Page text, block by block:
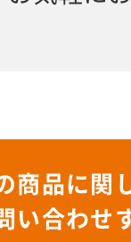
商品に関
い合わせ